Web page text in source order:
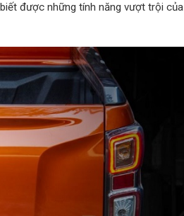
được những tính năng vượt trội của